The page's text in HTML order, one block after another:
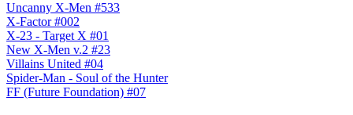
Uncanny X-Men #533
X-Factor #002
X-23 - Target X #01
New X-Men v.2 #23
Villains United #04
Spider-Man - Soul of the Hunter
FF (Future Foundation) #07